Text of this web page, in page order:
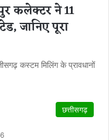
कलेक्टर ने 11
जानिए पूरा
कस्टम मिलिंग के प्रावधानों
छत्तीसगढ़